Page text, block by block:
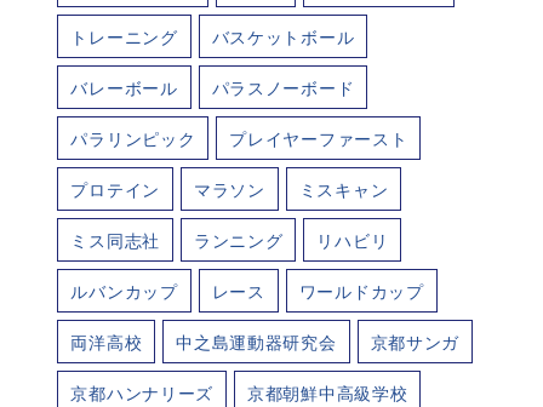
トレーニング バスケットボール
バレーボール パラスノーボード
パラリンピック プレイヤーファースト
プロテイン マラソン ミスキャン
ミス同志社 ランニング リハビリ
ルバンカップ レース ワールドカップ
両洋高校 中之島運動器研究会 京都サンガ
京都ハンナリーズ 京都朝鮮中高級学校